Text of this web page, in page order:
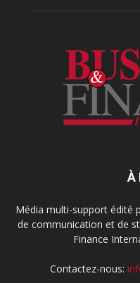
À
Média multi-support édité
de communication et de
Finance
Contactez-nous: